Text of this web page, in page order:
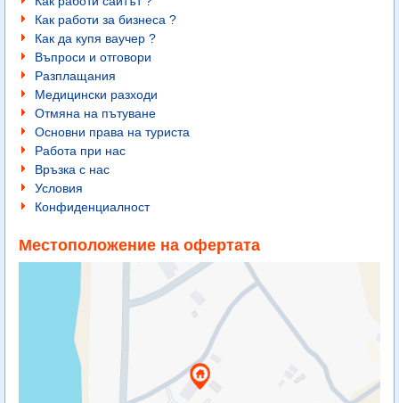
Как работи за бизнеса ?
Как да купя ваучер ?
Въпроси и отговори
Разплащания
Медицински разходи
Отмяна на пътуване
Основни права на туриста
Работа при нас
Връзка с нас
Условия
Конфиденциалност
Местоположение на офертата